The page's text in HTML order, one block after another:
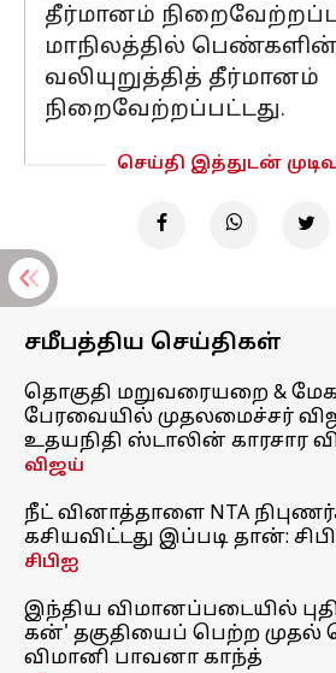
தீர்மானம்
மாநிலத்தில்
வலியுறுத்தித் தீர்மானம்
நிறைவேற்றப்பட்டது.
செய்தி இத்துடன்
சமீபத்திய செய்திகள்
தொகுதி மறுவரையறை &
பேரவையில் முதலமைச்சர்
உதயநிதி ஸ்டாலின் காரசார
விஜய்
நீட் வினாத்தாளை NTA
கசியவிட்டது இப்படி தான்:
சிபிஐ
இந்திய விமானப்படையில்
கன்' தகுதியைப் பெற்ற
விமானி பாவனா காந்த்